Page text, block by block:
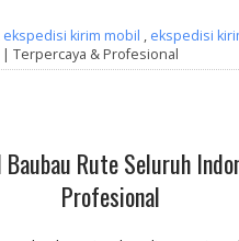
ekspedisi kirim mobil , ekspedisi
Terpercaya & Profesional
Rute Seluruh
Profesional